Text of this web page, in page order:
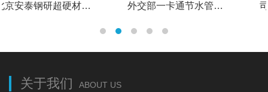
北京安泰钢研超硬材料制品有限责任公司考勤门禁控制系统 外交部一卡通节水管理系统
关于我们 ABOUT US